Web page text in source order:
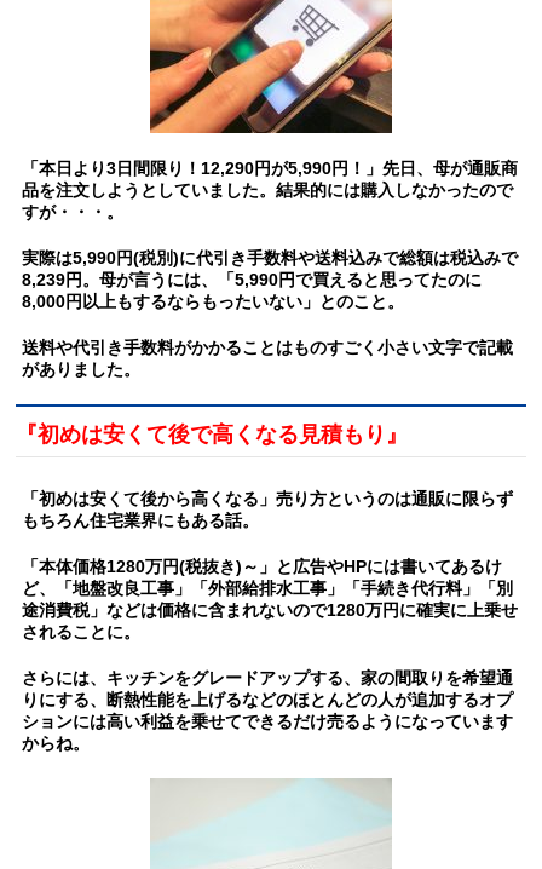
「本日より3日間限り！12,290円が5,990円！」先日、母が通販商
品を注文しようとしていました。結果的には購入しなかったので
すが・・・。
実際は5,990円(税別)に代引き手数料や送料込みで総額は税込みで
8,239円。母が言うには、「5,990円で買えると思ってたのに
8,000円以上もするならもったいない」とのこと。
送料や代引き手数料がかかることはものすごく小さい文字で記載
がありました。
『初めは安くて後で高くなる見積もり』
「初めは安くて後から高くなる」売り方というのは通販に限らず
もちろん住宅業界にもある話。
「本体価格1280万円(税抜き)～」と広告やHPには書いてあるけ
ど、「地盤改良工事」「外部給排水工事」「手続き代行料」「別
途消費税」などは価格に含まれないので1280万円に確実に上乗せ
されることに。
さらには、キッチンをグレードアップする、家の間取りを希望通
りにする、断熱性能を上げるなどのほとんどの人が追加するオプ
ションには高い利益を乗せてできるだけ売るようになっています
からね。